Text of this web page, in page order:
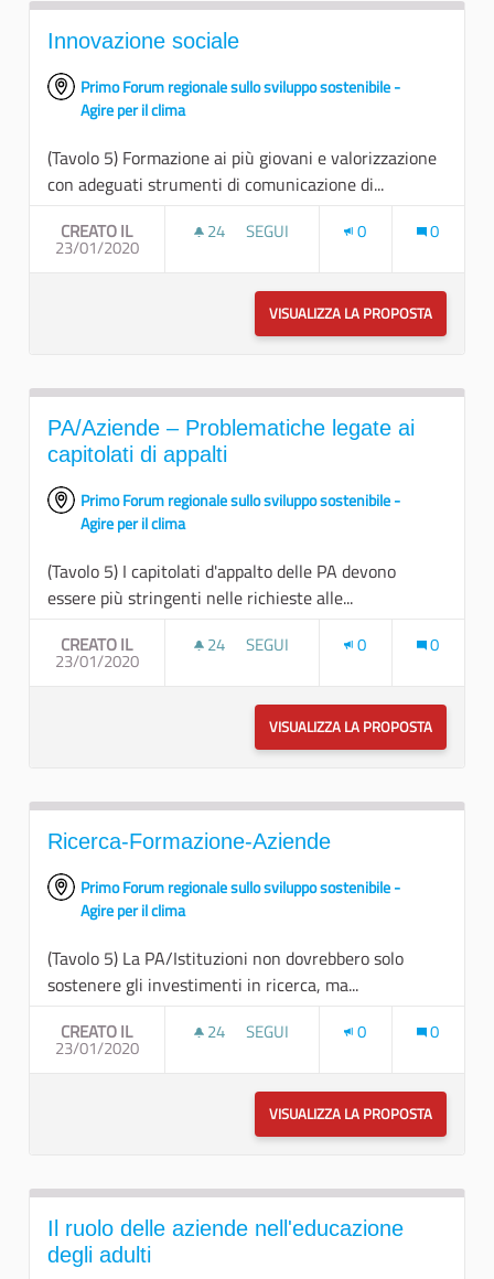
Innovazione sociale
Primo Forum regionale sullo sviluppo sostenibile -
Agire per il clima
(Tavolo 5) Formazione ai più giovani e valorizzazione
con adeguati strumenti di comunicazione di...
CREATO IL
23/01/2020
24 24 SOSTENITORI
SEGUI 0 0
VISUALIZZA LA PROPOSTA
PA/Aziende – Problematiche legate ai
capitolati di appalti
Primo Forum regionale sullo sviluppo sostenibile -
Agire per il clima
(Tavolo 5) I capitolati d'appalto delle PA devono
essere più stringenti nelle richieste alle...
CREATO IL
23/01/2020
24 24 SOSTENITORI
SEGUI 0 0
VISUALIZZA LA PROPOSTA
Ricerca-Formazione-Aziende
Primo Forum regionale sullo sviluppo sostenibile -
Agire per il clima
(Tavolo 5) La PA/Istituzioni non dovrebbero solo
sostenere gli investimenti in ricerca, ma...
CREATO IL
23/01/2020
24 24 SOSTENITORI
SEGUI 0 0
VISUALIZZA LA PROPOSTA
Il ruolo delle aziende nell'educazione
degli adulti